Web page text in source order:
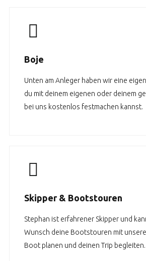
Boje
Unten am Anleger haben wir eine
du mit deinem eigenen oder deinem
bei uns kostenlos festmachen kannst.
Skipper & Bootstouren
Stephan ist erfahrener Skipper und
Wunsch deine Bootstouren mit
Boot planen und deinen Trip begleiten.